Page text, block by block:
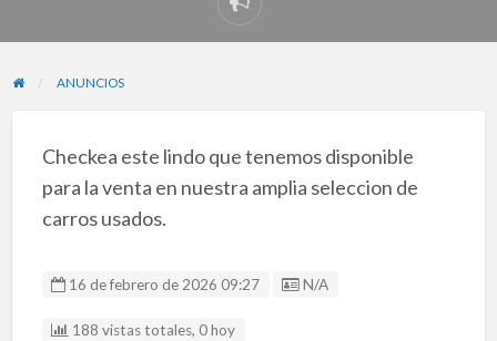
Reportar
problema
ANUNCIOS
Checkea este lindo que tenemos disponible
para la venta en nuestra amplia seleccion de
carros usados.
16 de febrero de 2026 09:27 Listing ID
N/A
188 vistas totales, 0 hoy